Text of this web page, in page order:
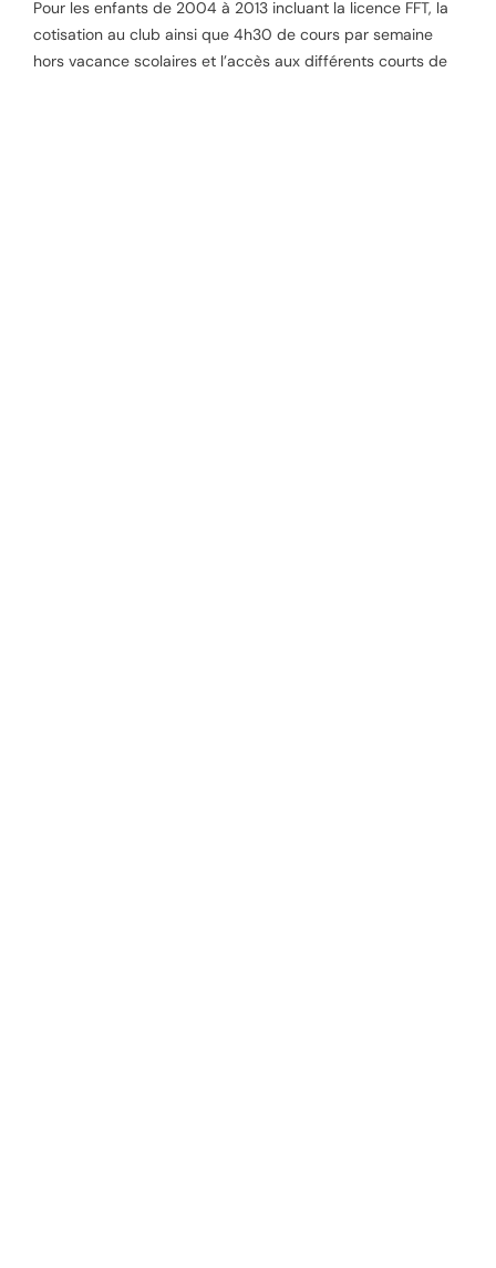
Pour les enfants de 2004 à 2013 incluant la licence FFT, la
cotisation au club ainsi que 4h30 de cours par semaine
hors vacance scolaires et l’accès aux différents courts de